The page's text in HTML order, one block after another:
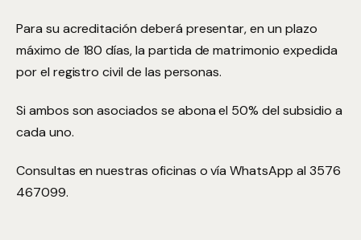
Para su acreditación deberá presentar, en un plazo
máximo de 180 días, la partida de matrimonio expedida
por el registro civil de las personas.
Si ambos son asociados se abona el 50% del subsidio a
cada uno.
Consultas en nuestras oficinas o vía WhatsApp al 3576
467099.